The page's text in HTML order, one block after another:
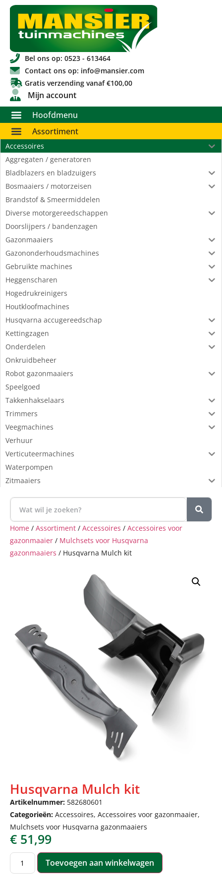
Bel ons op: 0523 - 613464
Contact ons op: info@mansier.com
Gratis verzending vanaf €100,00
Mijn account
Hoofdmenu
Assortiment
Accessoires
Aggregaten / generatoren
Bladblazers en bladzuigers
Bosmaaiers / motorzeisen
Brandstof & Smeermiddelen
Diverse motorgereedschappen
Doorslijpers / bandenzagen
Gazonmaaiers
Gazononderhoudsmachines
Gebruikte machines
Heggenscharen
Hogedrukreinigers
Houtkloofmachines
Husqvarna accugereedschap
Kettingzagen
Onderdelen
Onkruidbeheer
Robot gazonmaaiers
Speelgoed
Takkenhakselaars
Trimmers
Veegmachines
Verhuur
Verticuteermachines
Waterpompen
Zitmaaiers
Home / Assortiment / Accessoires / Accessoires voor
gazonmaaier / Mulchsets voor Husqvarna
gazonmaaiers / Husqvarna Mulch kit
Husqvarna Mulch kit
Artikelnummer: 582680601
Categorieën: Accessoires, Accessoires voor gazonmaaier,
Mulchsets voor Husqvarna gazonmaaiers
€ 51,99
Toevoegen aan winkelwagen